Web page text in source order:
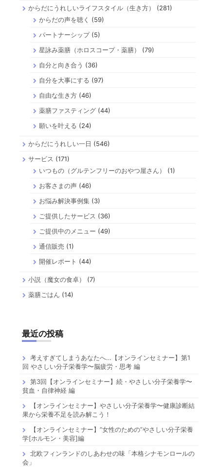
からだにうれしいライフスタイル（生き方）
(281)
からだの声を聴く
(59)
パートナーシップ(5)
星詠み薬膳（ホロスコープ・薬膳）
(79)
自分と向き合う (36)
自分を大事にする (97)
自由な生き方 (46)
薬膳ファスティング (44)
願いを叶える (24)
からだにうれしい一日 (546)
サービス (171)
いつもの（グルテンフリーのおやつ屋さん）
(1)
お客さまの声 (46)
お悩み解決事例集 (3)
ご提供したサービス (36)
ご提供中のメニュー (49)
通信販売 (1)
開催レポート (44)
小説（魔女の食卓）
(7)
薬膳ごはん (14)
最近の投稿
考えすぎてしまうあなたへ…【オンラインセミナー】第1
回 やさしい分子栄養学〜脳疲労・思考 編
第3回【オンラインセミナー】続・やさしい分子栄養学〜
貧血・自律神経 編
【オンラインセミナー】やさしい分子栄養学〜健康診断結
果から栄養不足を読み解こう！
【オンラインセミナー】”女性のための”やさしい分子栄養
学[ホルモン・美容]編
北欧フィンランドのしあわせの味「本格シナモンロールの
会」